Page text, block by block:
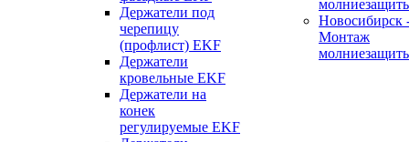
Держатели под
черепицу
(профлист) EKF
Держатели
кровельные EKF
Держатели на
конек
регулируемые EKF
Новосибирск
Монтаж